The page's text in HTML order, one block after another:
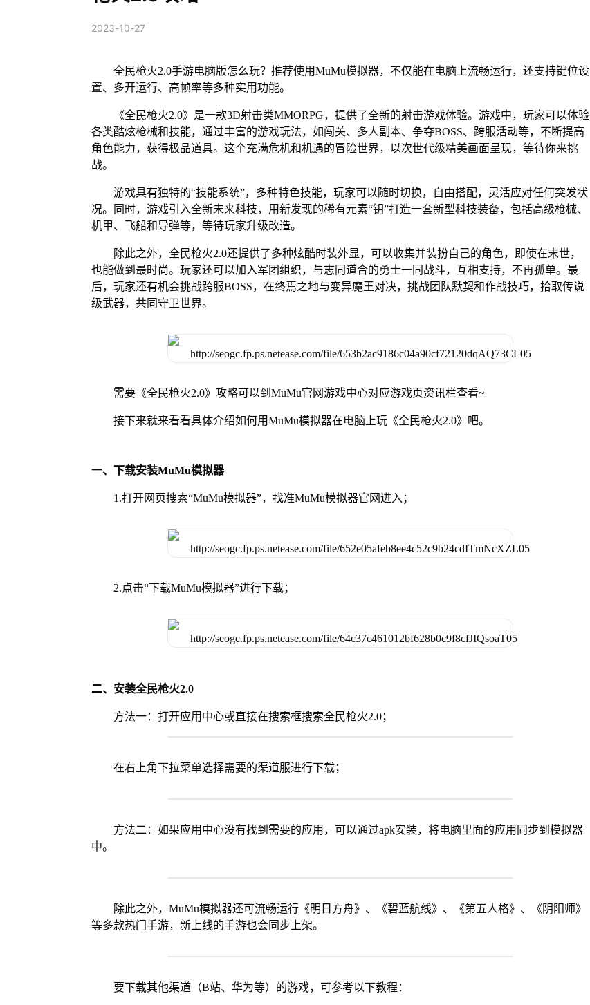
2023-10-27
全民枪火2.0手游电脑版怎么玩？推荐使用MuMu模拟器，不仅能在电脑上流畅运行，还支持键位设
置、多开运行、高帧率等多种实用功能。
《全民枪火2.0》是一款3D射击类MMORPG，提供了全新的射击游戏体验。游戏中，玩家可以体验
各类酷炫枪械和技能，通过丰富的游戏玩法，如闯关、多人副本、争夺BOSS、跨服活动等，不断提高
角色能力，获得极品道具。这个充满危机和机遇的冒险世界，以次世代级精美画面呈现，等待你来挑
战。
游戏具有独特的“技能系统”，多种特色技能，玩家可以随时切换，自由搭配，灵活应对任何突发状
况。同时，游戏引入全新未来科技，用新发现的稀有元素“钥”打造一套新型科技装备，包括高级枪械、
机甲、飞船和导弹等，等待玩家升级改造。
除此之外，全民枪火2.0还提供了多种炫酷时装外显，可以收集并装扮自己的角色，即使在末世，
也能做到最时尚。玩家还可以加入军团组织，与志同道合的勇士一同战斗，互相支持，不再孤单。最
后，玩家还有机会挑战跨服BOSS，在终焉之地与变异魔王对决，挑战团队默契和作战技巧，拾取传说
级武器，共同守卫世界。
需要《全民枪火2.0》攻略可以到MuMu官网游戏中心对应游戏页资讯栏查看~
接下来就来看看具体介绍如何用MuMu模拟器在电脑上玩《全民枪火2.0》吧。
一、下载安装MuMu模拟器
1.打开网页搜索“MuMu模拟器”，找准MuMu模拟器官网进入；
2.点击“下载MuMu模拟器”进行下载；
二、安装全民枪火2.0
方法一：打开应用中心或直接在搜索框搜索全民枪火2.0；
在右上角下拉菜单选择需要的渠道服进行下载；
方法二：如果应用中心没有找到需要的应用，可以通过apk安装，将电脑里面的应用同步到模拟器
中。
除此之外，MuMu模拟器还可流畅运行《明日方舟》、《碧蓝航线》、《第五人格》、《阴阳师》
等多款热门手游，新上线的手游也会同步上架。
要下载其他渠道（B站、华为等）的游戏，可参考以下教程：